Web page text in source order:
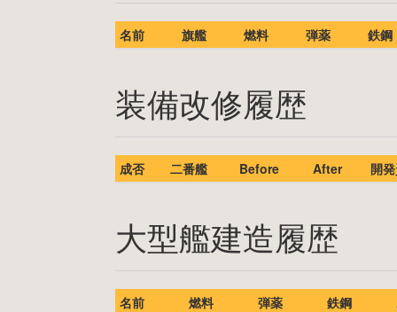
名前 旗艦 燃料 弾薬 鉄鋼
装備改修履歴
成否 二番艦 Before After 開
大型艦建造履歴
名前 燃料 弾薬 鉄鋼